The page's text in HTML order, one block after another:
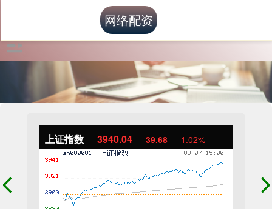
上证指数 3940.04 39.68 1.02%
网络配资